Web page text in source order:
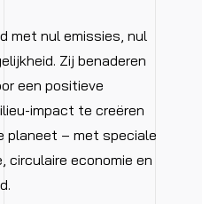
met nul emissies, nul
Zij benaderen
een positieve
impact te creëren
planeet – met speciale
circulaire economie en